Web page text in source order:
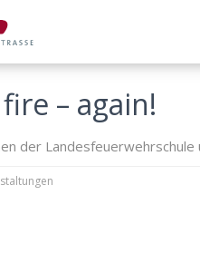
– again!
der